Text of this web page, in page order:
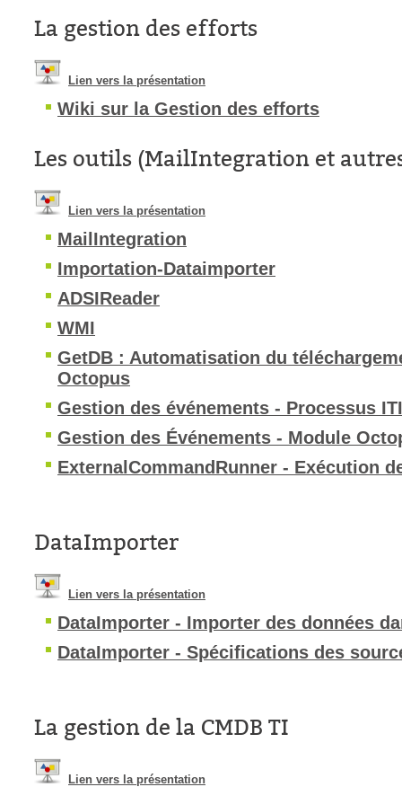
La gestion des efforts
Lien vers la présentation
Wiki sur la Gestion des efforts
Les outils (MailIntegration et
Lien vers la présentation
MailIntegration
Importation-Dataimporter
ADSIReader
WMI
GetDB : Automatisation du
Octopus
Gestion des événements - Processus
Gestion des Événements - Module
ExternalCommandRunner - Exécution
DataImporter
Lien vers la présentation
DataImporter - Importer des données
DataImporter - Spécifications des
La gestion de la CMDB TI
Lien vers la présentation